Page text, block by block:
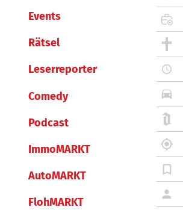
Events
Rätsel
Leserreporter
Comedy
Podcast
ImmoMARKT
AutoMARKT
FlohMARKT